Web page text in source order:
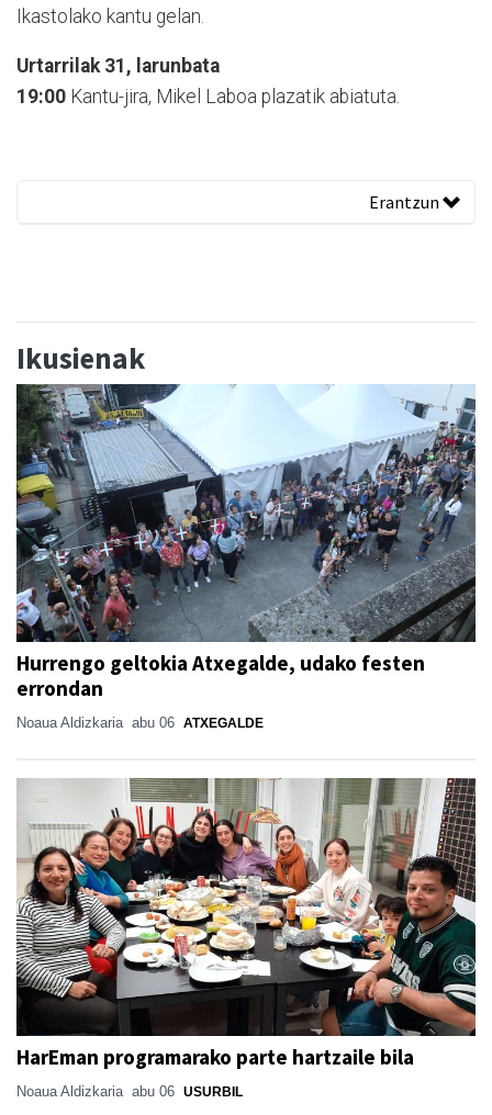
Ikastolako kantu gelan.
Urtarrilak 31, larunbata
19:00 Kantu-jira, Mikel Laboa plazatik abiatuta.
Erantzun
Ikusienak
Hurrengo geltokia Atxegalde, udako festen
errondan
Noaua Aldizkaria abu 06 ATXEGALDE
HarEman programarako parte hartzaile bila
Noaua Aldizkaria abu 06 USURBIL